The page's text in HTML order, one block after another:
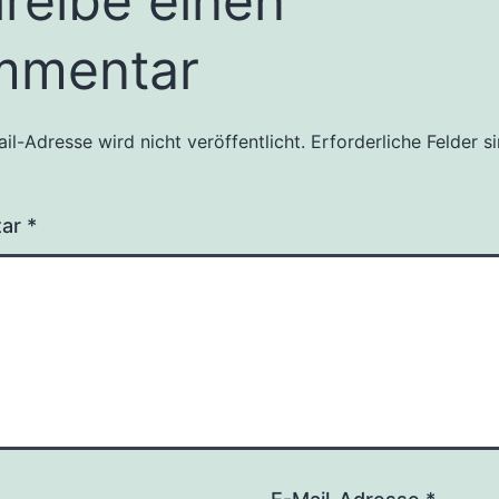
Adresse wird nicht veröffentlicht. Erforderliche Felder
*